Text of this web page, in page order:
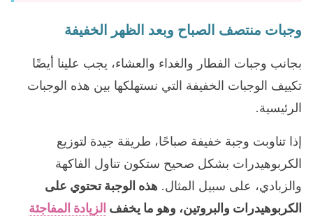
وجبات منتصف الصباح وبعد الظهر الخفيفة
بجانب وجبات الفطار والغداء والعشاء، يجب علينا أيضًا
تكييف الوجبات الخفيفة التي نستهلكها بين هذه الوجبات
الرئيسية.
إذا تناوبت وجبة خفيفة صباحًا، طريقة جيدة لتوزيع
الكربوهيدرات بشكل صحيح ستكون تناول الفاكهة
والزبادي، على سبيل المثال. هذه الوجبة تحتوي على
الكربوهيدرات والبروتين، وهو ما يخفف الزيادة المفاجئة